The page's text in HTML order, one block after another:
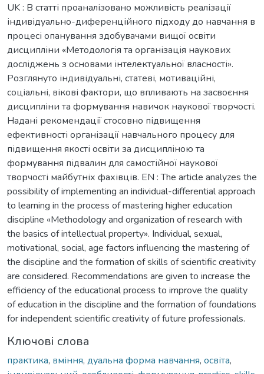
UK : В статті проаналізовано можливість реалізації
індивідуально-диференційного підходу до навчання в
процесі опанування здобувачами вищої освіти
дисципліни «Методологія та організація наукових
досліджень з основами інтелектуальної власності».
Розглянуто індивідуальні, статеві, мотиваційні,
соціальні, вікові фактори, що впливають на засвоєння
дисципліни та формування навичок наукової творчості.
Надані рекомендації стосовно підвищення
ефективності організації навчального процесу для
підвищення якості освіти за дисципліною та
формування підвалин для самостійної наукової
творчості майбутніх фахівців. EN : The article analyzes the
possibility of implementing an individual-differential approach
to learning in the process of mastering higher education
discipline «Methodology and organization of research with
the basics of intellectual property». Individual, sexual,
motivational, social, age factors influencing the mastering of
the discipline and the formation of skills of scientific creativity
are considered. Recommendations are given to increase the
efficiency of the educational process to improve the quality
of education in the discipline and the formation of foundations
for independent scientific creativity of future professionals.
Ключові слова
практика, вміння, дуальна форма навчання, освіта,